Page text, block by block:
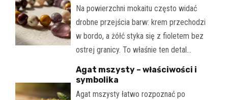
Na powierzchni mokaitu często widać
drobne przejścia barw: krem przechodzi
w bordo, a żółć styka się z fioletem bez
ostrej granicy. To właśnie ten detal…
Agat mszysty – właściwości i
symbolika
Agat mszysty łatwo rozpoznać po